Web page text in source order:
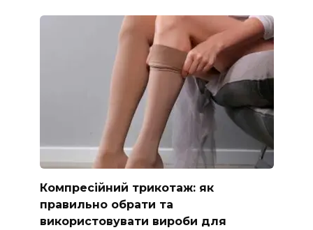
Компресійний трикотаж: як
правильно обрати та
використовувати вироби для